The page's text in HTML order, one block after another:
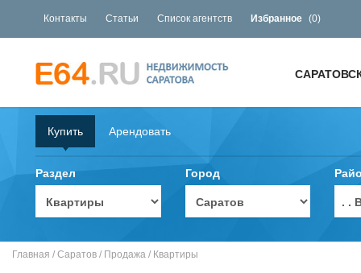
Контакты Статьи Список агентств Избранное (0)
Купить Арендовать
Раздел Город
. .
Главная / Саратов / Продажа / Квартиры